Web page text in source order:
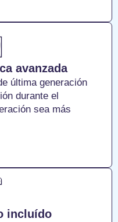
avanzada
última generación
durante el
sea más
incluído